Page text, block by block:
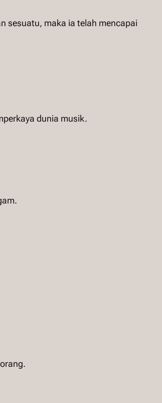
sesuatu, maka ia telah mencapai
dunia musik.